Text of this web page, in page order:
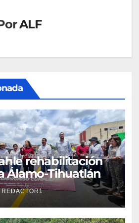
ALF
rehabilitación
Álamo-Tihuatlán
REDACTOR1